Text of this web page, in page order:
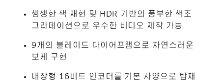
생생한 색 재현 및 HDR 기반의 풍부한 색조
그라데이션으로 우수한 비디오 제작 가능
9개의 블레이드 다이어프램으로 자연스러운
보케 구현
내장형 16비트 인코더를 기본 사양으로 탑재